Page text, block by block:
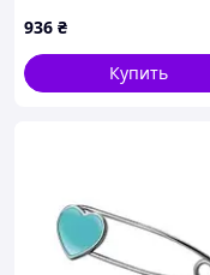
936 ₴
Купить